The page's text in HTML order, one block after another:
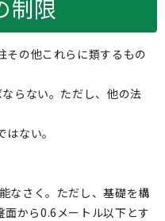
制限
その他これらに類するもの
らない。ただし、他の法
ない。
なさく。ただし、基礎を構
から0.6メートル以下とす